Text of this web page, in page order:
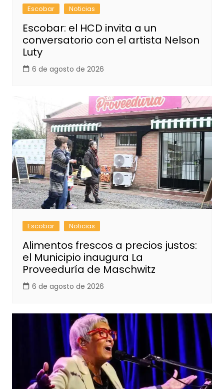
Escobar Noticias
Escobar: el HCD invita a un
conversatorio con el artista Nelson
Luty
6 de agosto de 2026
Escobar Noticias
Alimentos frescos a precios justos:
el Municipio inaugura La
Proveeduría de Maschwitz
6 de agosto de 2026